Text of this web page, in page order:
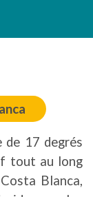
de 17 degrés
tout au long
Blanca,